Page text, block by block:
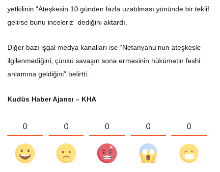
yetkilinin “Ateşkesin 10 günden fazla uzatılması yönünde bir teklif
gelirse bunu inceleriz” dediğini aktardı.
Diğer bazı işgal medya kanalları ise “Netanyahu’nun ateşkesle
ilgilenmediğini, çünkü savaşın sona ermesinin hükümetin feshi
anlamına geldiğini” belirtti.
Kudüs Haber Ajansı – KHA
0 0 0 0 0